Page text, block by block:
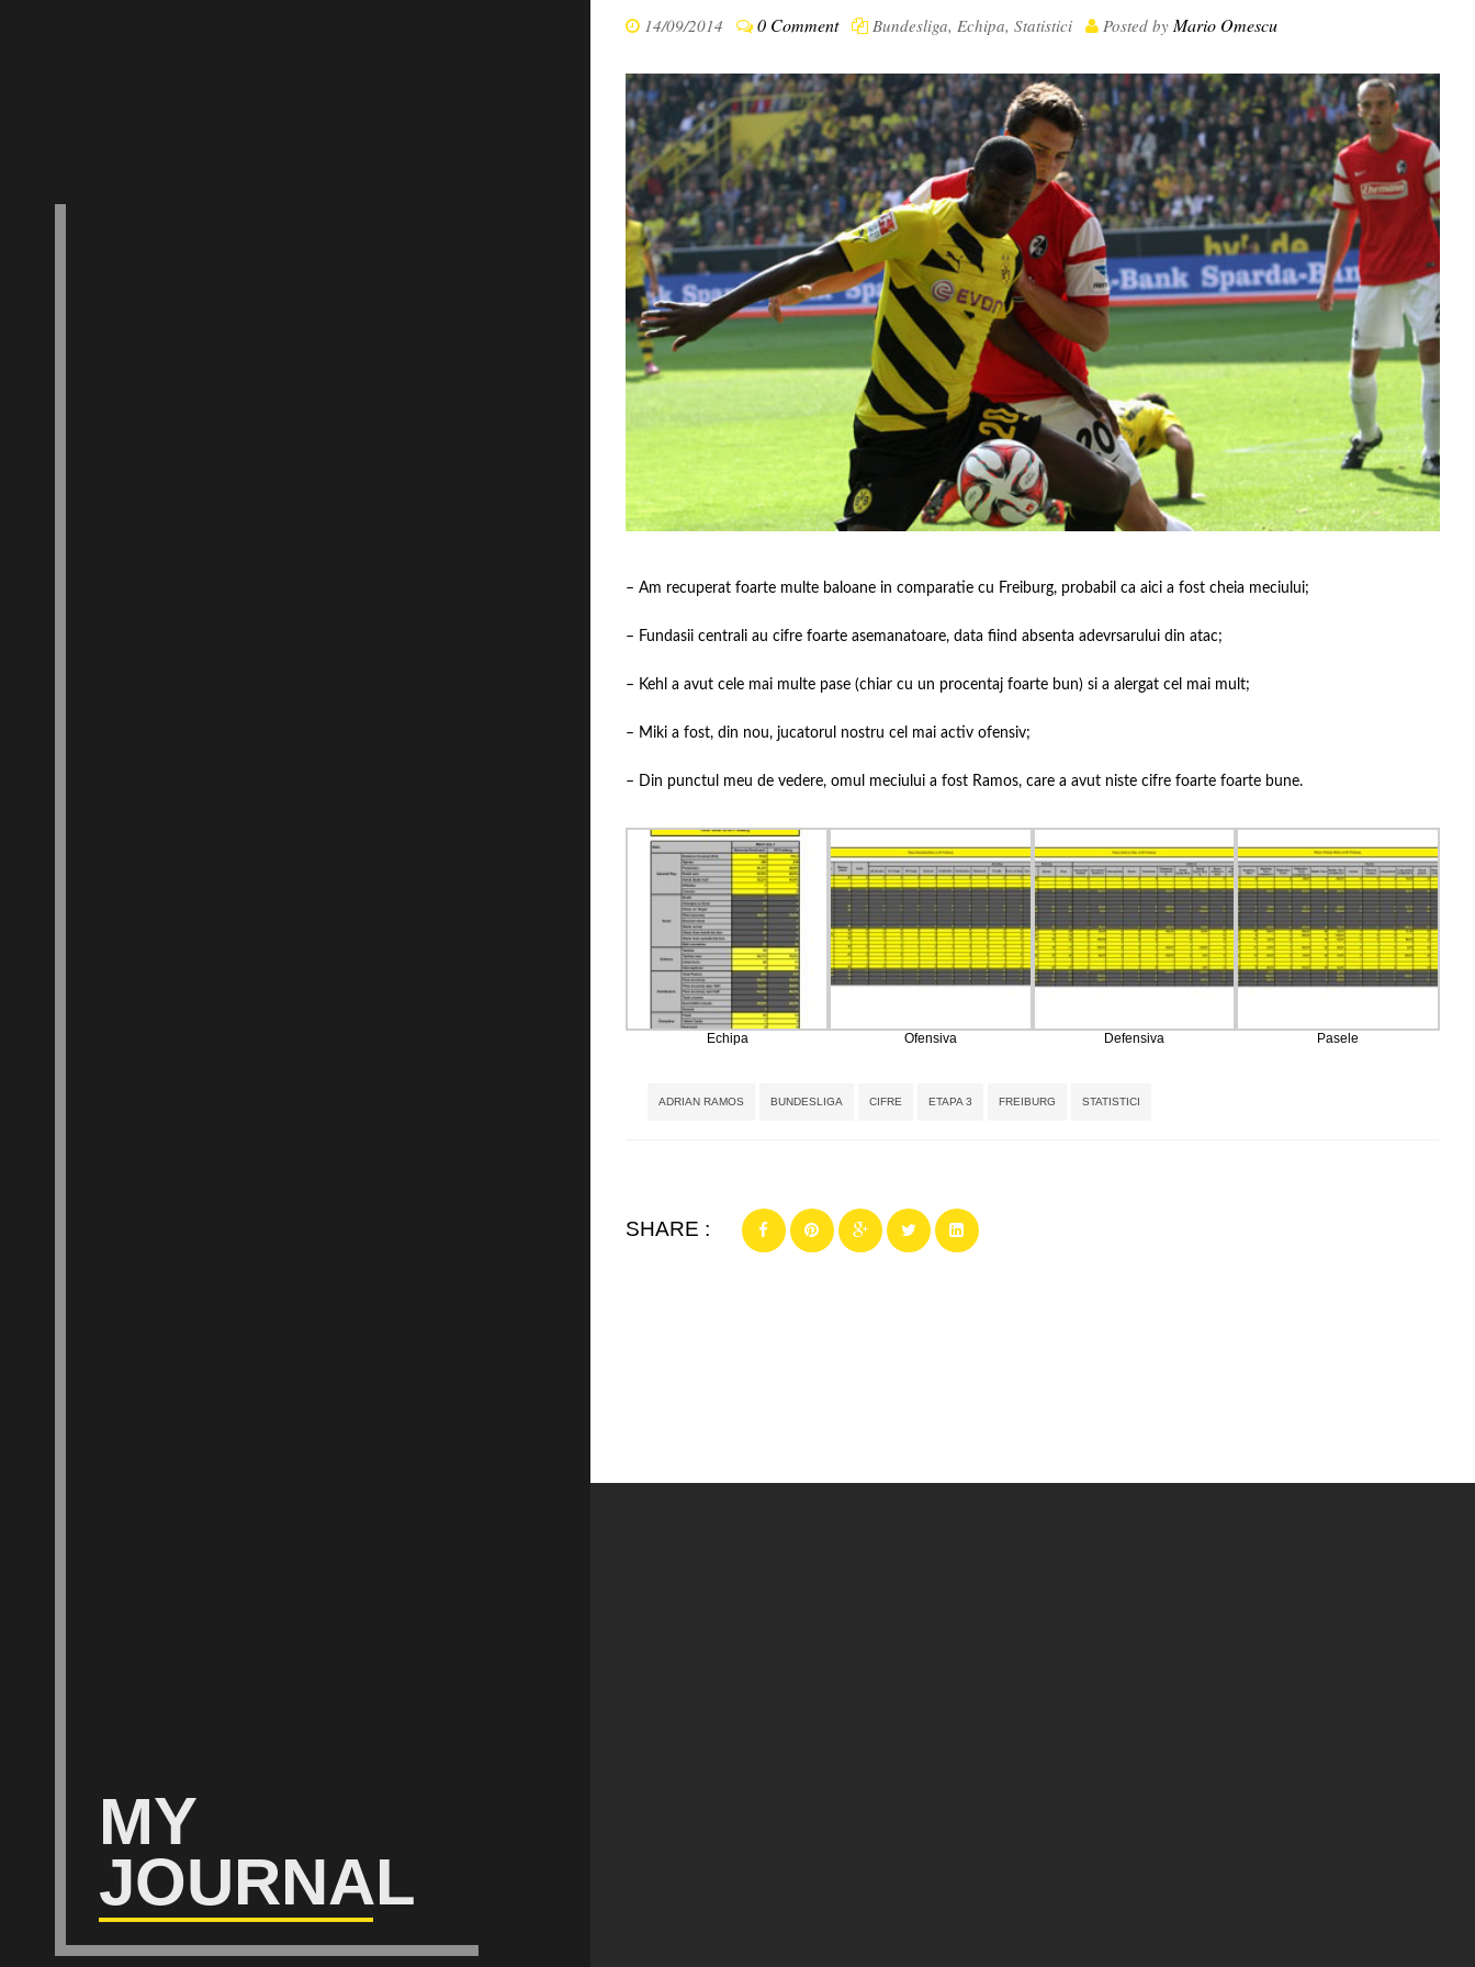
MY
JOURNAL
14/09/2014 0 Comment Bundesliga, Echipa, Statistici Posted byMario Omescu
– Am recuperat foarte multe baloane in comparatie cu Freiburg, probabil ca aici a fost cheia meciului;
– Fundasii centrali au cifre foarte asemanatoare, data fiind absenta adevrsarului din atac;
– Kehl a avut cele mai multe pase (chiar cu un procentaj foarte bun) si a alergat cel mai mult;
– Miki a fost, din nou, jucatorul nostru cel mai activ ofensiv;
– Din punctul meu de vedere, omul meciului a fost Ramos, care a avut niste cifre foarte foarte bune.
Echipa Ofensiva Defensiva Pasele
ADRIAN RAMOS BUNDESLIGA CIFRE ETAPA 3 FREIBURG STATISTICI
SHARE :